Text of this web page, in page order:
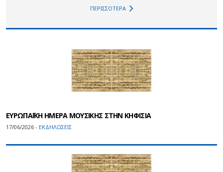
ΠΕΡΙΣΣΟΤΕΡΑ
ΕΥΡΩΠΑΪΚΗ ΗΜΕΡΑ ΜΟΥΣΙΚΗΣ ΣΤΗΝ ΚΗΦΙΣΙΑ
17/06/2026 - ΕΚΔΗΛΩΣΕΙΣ